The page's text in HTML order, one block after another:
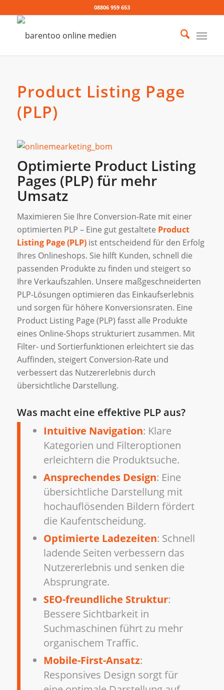
08806 959 653
Product Listing Page
(PLP)
Optimierte Product Listing
Pages (PLP) für mehr
Umsatz
Maximieren Sie Ihre Conversion-Rate mit einer
optimierten PLP – Eine gut gestaltete Product
Listing Page (PLP)ist entscheidend für den Erfolg
Ihres Onlineshops. Sie hilft Kunden, schnell die
passenden Produkte zu finden und steigert so
Ihre Verkaufszahlen. Unsere maßgeschneiderten
PLP-Lösungen optimieren das Einkaufserlebnis
und sorgen für höhere Konversionsraten. Eine
Product Listing Page (PLP) fasst alle Produkte
eines Online-Shops strukturiert zusammen. Mit
Filter- und Sortierfunktionen erleichtert sie das
Auffinden, steigert Conversion-Rate und
verbessert das Nutzererlebnis durch
übersichtliche Darstellung.
Was macht eine effektive PLP aus?
Intuitive Navigation: Klare
Kategorien und Filteroptionen
erleichtern die Produktsuche.
Ansprechendes Design: Eine
übersichtliche Darstellung mit
hochauflösenden Bildern fördert
die Kaufentscheidung.
Optimierte Ladezeiten: Schnell
ladende Seiten verbessern das
Nutzererlebnis und senken die
Absprungrate.
SEO-freundliche Struktur:
Bessere Sichtbarkeit in
Suchmaschinen führt zu mehr
organischem Traffic.
Mobile-First-Ansatz:
Responsives Design sorgt für